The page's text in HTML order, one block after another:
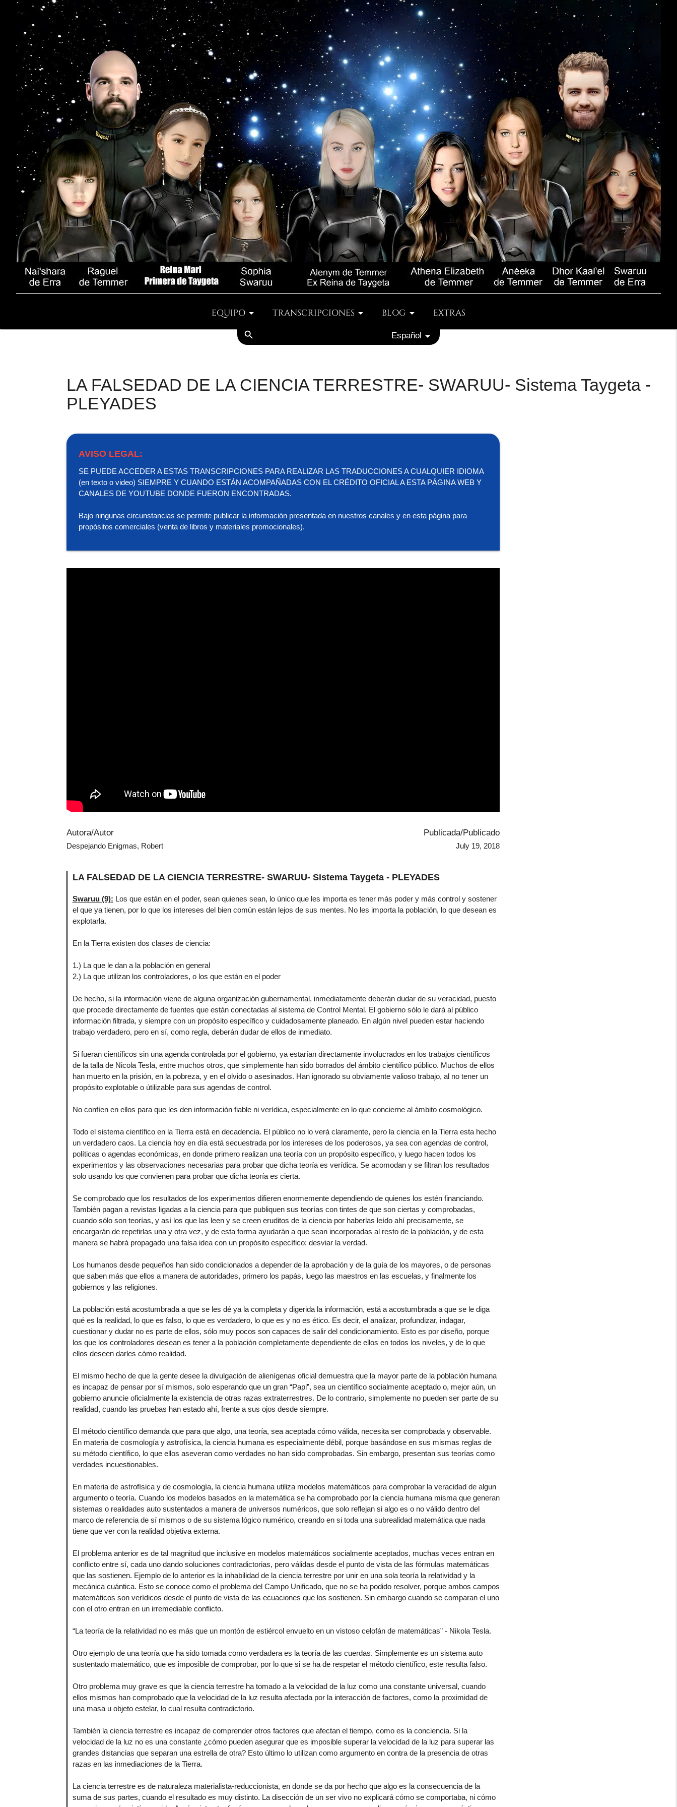
EQUIPO TRANSCRIPCIONES BLOG
EXTRAS
search
Español
LA FALSEDAD DE LA CIENCIA TERRESTRE- SWARUU- Sistema Taygeta -
PLEYADES
AVISO LEGAL:
SE PUEDE ACCEDER A ESTAS TRANSCRIPCIONES PARA REALIZAR LAS TRADUCCIONES A CUALQUIER IDIOMA
(en texto o video) SIEMPRE Y CUANDO ESTÁN ACOMPAÑADAS CON EL CRÉDITO OFICIAL A ESTA PÁGINA WEB Y
CANALES DE YOUTUBE DONDE FUERON ENCONTRADAS.
Bajo ningunas circunstancias se permite publicar la información presentada en nuestros canales y en esta página para
propósitos comerciales (venta de libros y materiales promocionales).
Autora/Autor
Despejando Enigmas, Robert
Publicada/Publicado
July 19, 2018
LA FALSEDAD DE LA CIENCIA TERRESTRE- SWARUU- Sistema Taygeta - PLEYADES
Swaruu (9): Los que están en el poder, sean quienes sean, lo único que les importa es tener más poder y más control y sostener
el que ya tienen, por lo que los intereses del bien común están lejos de sus mentes. No les importa la población, lo que desean es
explotarla.
En la Tierra existen dos clases de ciencia:
1.) La que le dan a la población en general
2.) La que utilizan los controladores, o los que están en el poder
De hecho, si la información viene de alguna organización gubernamental, inmediatamente deberán dudar de su veracidad, puesto
que procede directamente de fuentes que están conectadas al sistema de Control Mental. El gobierno sólo le dará al público
información filtrada, y siempre con un propósito específico y cuidadosamente planeado. En algún nivel pueden estar haciendo
trabajo verdadero, pero en sí, como regla, deberán dudar de ellos de inmediato.
Si fueran científicos sin una agenda controlada por el gobierno, ya estarían directamente involucrados en los trabajos científicos
de la talla de Nicola Tesla, entre muchos otros, que simplemente han sido borrados del ámbito científico público. Muchos de ellos
han muerto en la prisión, en la pobreza, y en el olvido o asesinados. Han ignorado su obviamente valioso trabajo, al no tener un
propósito explotable o útilizable para sus agendas de control.
No confíen en ellos para que les den información fiable ni verídica, especialmente en lo que concierne al ámbito cosmológico.
Todo el sistema científico en la Tierra está en decadencia. El público no lo verá claramente, pero la ciencia en la Tierra esta hecho
un verdadero caos. La ciencia hoy en día está secuestrada por los intereses de los poderosos, ya sea con agendas de control,
políticas o agendas económicas, en donde primero realizan una teoría con un propósito específico, y luego hacen todos los
experimentos y las observaciones necesarias para probar que dicha teoría es verídica. Se acomodan y se filtran los resultados
solo usando los que convienen para probar que dicha teoría es cierta.
Se comprobado que los resultados de los experimentos difieren enormemente dependiendo de quienes los estén financiando.
También pagan a revistas ligadas a la ciencia para que publiquen sus teorías con tintes de que son ciertas y comprobadas,
cuando sólo son teorías, y así los que las leen y se creen eruditos de la ciencia por haberlas leído ahí precisamente, se
encargarán de repetirlas una y otra vez, y de esta forma ayudarán a que sean incorporadas al resto de la población, y de esta
manera se habrá propagado una falsa idea con un propósito específico: desviar la verdad.
Los humanos desde pequeños han sido condicionados a depender de la aprobación y de la guía de los mayores, o de personas
que saben más que ellos a manera de autoridades, primero los papás, luego las maestros en las escuelas, y finalmente los
gobiernos y las religiones.
La población está acostumbrada a que se les dé ya la completa y digerida la información, está a acostumbrada a que se le diga
qué es la realidad, lo que es falso, lo que es verdadero, lo que es y no es ético. Es decir, el analizar, profundizar, indagar,
cuestionar y dudar no es parte de ellos, sólo muy pocos son capaces de salir del condicionamiento. Esto es por diseño, porque
los que los controladores desean es tener a la población completamente dependiente de ellos en todos los niveles, y de lo que
ellos deseen darles cómo realidad.
El mismo hecho de que la gente desee la divulgación de alienígenas oficial demuestra que la mayor parte de la población humana
es incapaz de pensar por sí mismos, solo esperando que un gran “Papi”, sea un científico socialmente aceptado o, mejor aún, un
gobierno anuncie oficialmente la existencia de otras razas extraterrestres. De lo contrario, simplemente no pueden ser parte de su
realidad, cuando las pruebas han estado ahí, frente a sus ojos desde siempre.
El método científico demanda que para que algo, una teoría, sea aceptada cómo válida, necesita ser comprobada y observable.
En materia de cosmología y astrofísica, la ciencia humana es especialmente débil, porque basándose en sus mismas reglas de
su método científico, lo que ellos aseveran como verdades no han sido comprobadas. Sin embargo, presentan sus teorías como
verdades incuestionables.
En materia de astrofísica y de cosmología, la ciencia humana utiliza modelos matemáticos para comprobar la veracidad de algun
argumento o teoría. Cuando los modelos basados en la matemática se ha comprobado por la ciencia humana misma que generan
sistemas o realidades auto sustentados a manera de universos numéricos, que solo reflejan si algo es o no válido dentro del
marco de referencia de sí mismos o de su sistema lógico numérico, creando en si toda una subrealidad matemática que nada
tiene que ver con la realidad objetiva externa.
El problema anterior es de tal magnitud que inclusive en modelos matemáticos socialmente aceptados, muchas veces entran en
conflicto entre sí, cada uno dando soluciones contradictorias, pero válidas desde el punto de vista de las fórmulas matemáticas
que las sostienen. Ejemplo de lo anterior es la inhabilidad de la ciencia terrestre por unir en una sola teoría la relatividad y la
mecánica cuántica. Esto se conoce como el problema del Campo Unificado, que no se ha podido resolver, porque ambos campos
matemáticos son verídicos desde el punto de vista de las ecuaciones que los sostienen. Sin embargo cuando se comparan el uno
con el otro entran en un irremediable conflicto.
“La teoría de la relatividad no es más que un montón de estiércol envuelto en un vistoso celofán de matemáticas” - Nikola Tesla.
Otro ejemplo de una teoría que ha sido tomada como verdadera es la teoría de las cuerdas. Simplemente es un sistema auto
sustentado matemático, que es imposible de comprobar, por lo que si se ha de respetar el método científico, este resulta falso.
Otro problema muy grave es que la ciencia terrestre ha tomado a la velocidad de la luz como una constante universal, cuando
ellos mismos han comprobado que la velocidad de la luz resulta afectada por la interacción de factores, como la proximidad de
una masa u objeto estelar, lo cual resulta contradictorio.
También la ciencia terrestre es incapaz de comprender otros factores que afectan el tiempo, como es la conciencia. Si la
velocidad de la luz no es una constante ¿cómo pueden asegurar que es imposible superar la velocidad de la luz para superar las
grandes distancias que separan una estrella de otra? Esto último lo utilizan como argumento en contra de la presencia de otras
razas en las inmediaciones de la Tierra.
La ciencia terrestre es de naturaleza materialista-reduccionista, en donde se da por hecho que algo es la consecuencia de la
suma de sus partes, cuando el resultado es muy distinto. La disección de un ser vivo no explicará cómo se comportaba, ni cómo